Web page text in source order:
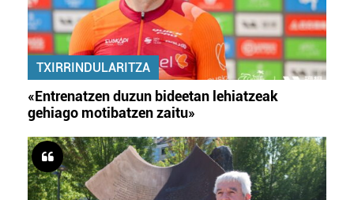
TXIRRINDULARITZA
«Entrenatzen duzun bideetan lehiatzeak
gehiago motibatzen zaitu»